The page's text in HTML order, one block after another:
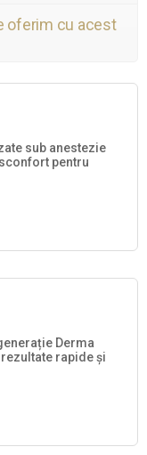
oferim cu acest
sub anestezie
pentru
Derma
rapide și